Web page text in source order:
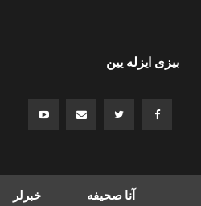
بیزی ایزله یین
آنا صحیفه خبرلر